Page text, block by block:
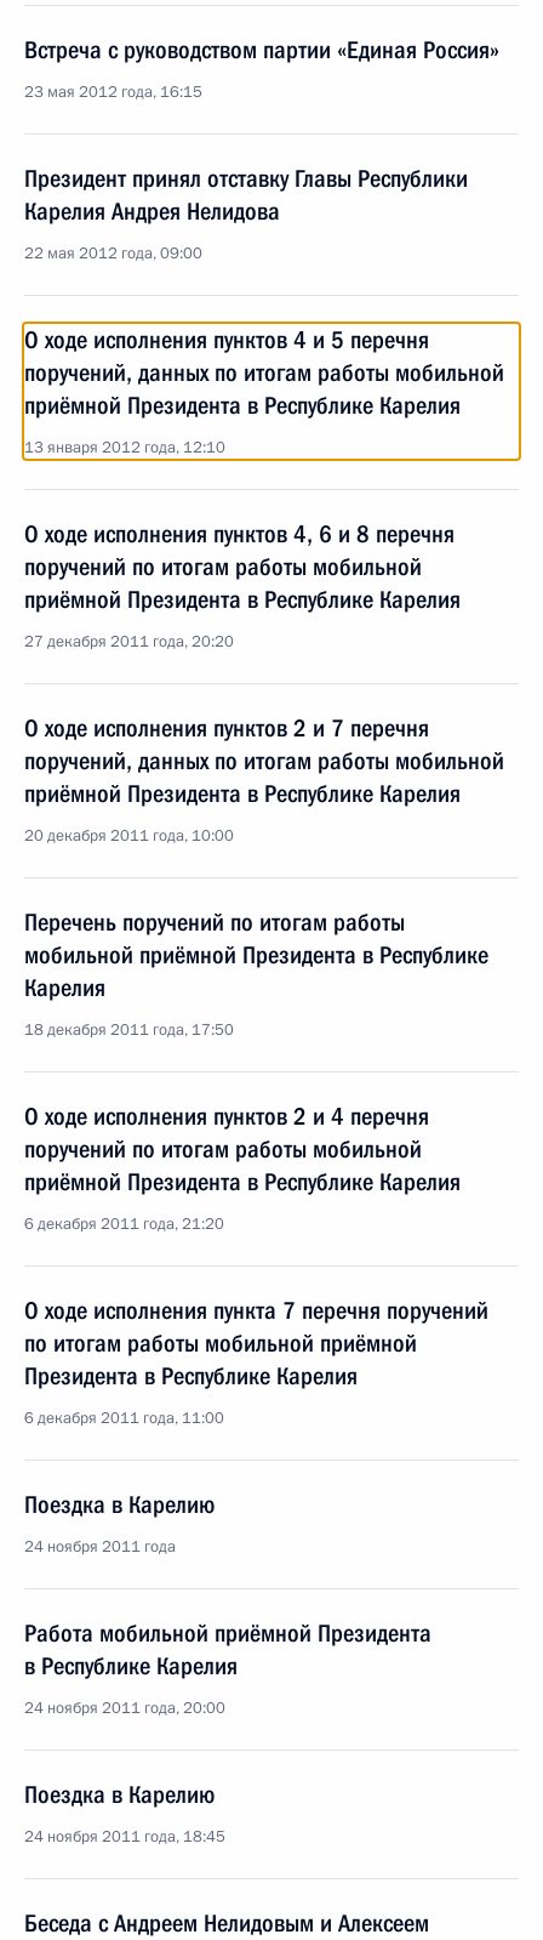
Встреча с руководством партии «Единая Россия»
23 мая 2012 года, 16:15
Президент принял отставку Главы Республики
Карелия Андрея Нелидова
22 мая 2012 года, 09:00
О ходе исполнения пунктов 4 и 5 перечня
поручений, данных по итогам работы мобильной
приёмной Президента в Республике Карелия
13 января 2012 года, 12:10
О ходе исполнения пунктов 4, 6 и 8 перечня
поручений по итогам работы мобильной
приёмной Президента в Республике Карелия
27 декабря 2011 года, 20:20
О ходе исполнения пунктов 2 и 7 перечня
поручений, данных по итогам работы мобильной
приёмной Президента в Республике Карелия
20 декабря 2011 года, 10:00
Перечень поручений по итогам работы
мобильной приёмной Президента в Республике
Карелия
18 декабря 2011 года, 17:50
О ходе исполнения пунктов 2 и 4 перечня
поручений по итогам работы мобильной
приёмной Президента в Республике Карелия
6 декабря 2011 года, 21:20
О ходе исполнения пункта 7 перечня поручений
по итогам работы мобильной приёмной
Президента в Республике Карелия
6 декабря 2011 года, 11:00
Поездка в Карелию
24 ноября 2011 года
Работа мобильной приёмной Президента
в Республике Карелия
24 ноября 2011 года, 20:00
Поездка в Карелию
24 ноября 2011 года, 18:45
Беседа с Андреем Нелидовым и Алексеем